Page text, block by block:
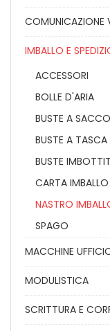
COMUNICAZIONE
IMBALLO E
ACCESSORI
BOLLE D'ARIA
BUSTE A SACCO
BUSTE A TASCA
BUSTE
CARTA IMBALLO
NASTRO
SPAGO
MACCHINE
MODULISTICA
SCRITTURA E